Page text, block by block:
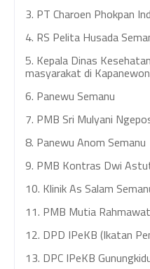
3. PT Charoen Phokpan
4. RS Pelita Husada
5. Kepala Dinas
masyarakat di
6. Panewu Semanu
7. PMB Sri Mulyani
8. Panewu Anom Semanu
9. PMB Kontras Dwi
10. Klinik As Salam
11. PMB Mutia
12. DPD IPeKB (Ikatan
13. DPC IPeKB